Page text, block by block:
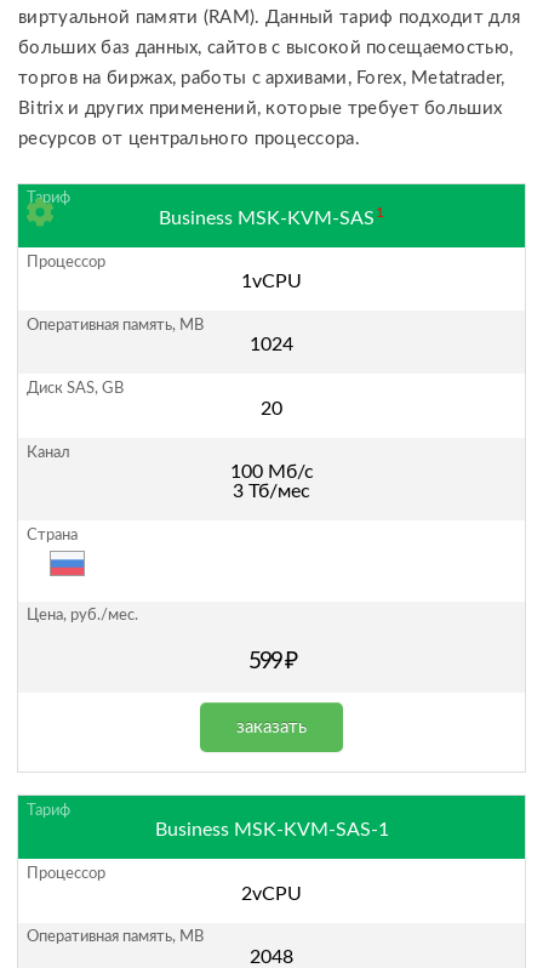
виртуальной памяти (RAM). Данный тариф подходит для
больших баз данных, сайтов с высокой посещаемостью,
торгов на биржах, работы с архивами, Forex, Metatrader,
Bitrix и других применений, которые требует больших
ресурсов от центрального процессора.
Business MSK-KVM-SAS 1
1vCPU
1024
20
100 Мб/с
3 Тб/мес
599 ₽
заказать
Business MSK-KVM-SAS-1
2vCPU
2048